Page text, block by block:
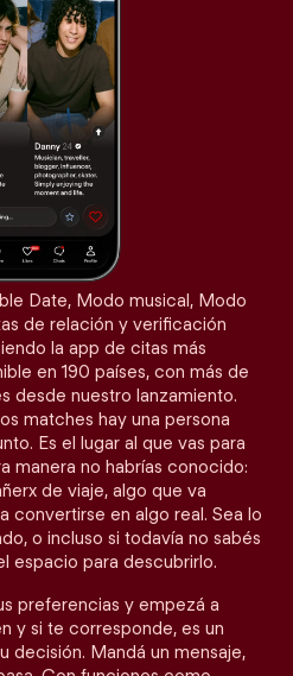
Date, Modo musical, Modo
de relación y verificación
la app de citas más
en 190 países, con más de
desde nuestro lanzamiento.
matches hay una persona
Es el lugar al que vas para
manera no habrías conocido:
de viaje, algo que va
convertirse en algo real. Sea lo
o incluso si todavía no sabés
espacio para descubrirlo.
preferencias y empezá a
y si te corresponde, es un
decisión. Mandá un mensaje,